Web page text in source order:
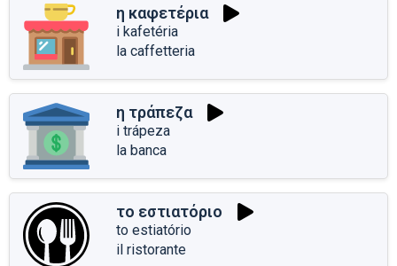
η καφετέρια
i kafetéria
la caffetteria
η τράπεζα
i trápeza
la banca
το εστιατόριο
to estiatório
il ristorante